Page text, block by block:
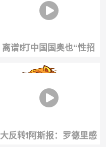
离谱❗️打中国国奥也“性招
待”裁判，韩国足协一年7
次特殊服务
大反转❗️阿斯报：罗德里感